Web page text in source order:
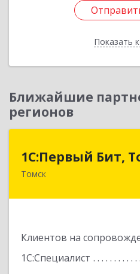
Показать
Ближайшие
регионов
1С:Первый Бит,
Томск
Клиентов на
1С:Специалист
634041, Томская